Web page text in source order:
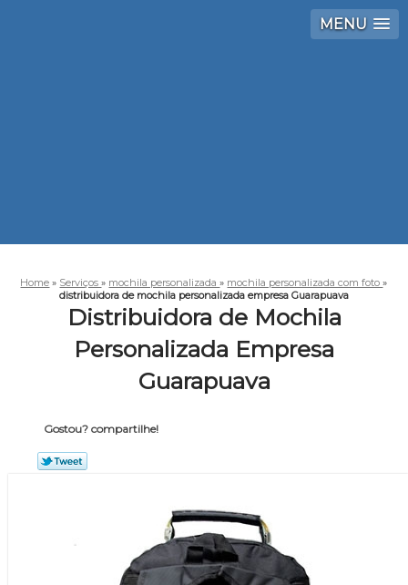
MENU
Home » Serviços» mochila personalizada» mochila personalizada com foto»
distribuidora de mochila personalizada empresa Guarapuava
Distribuidora de Mochila
Personalizada Empresa
Guarapuava
Gostou? compartilhe!